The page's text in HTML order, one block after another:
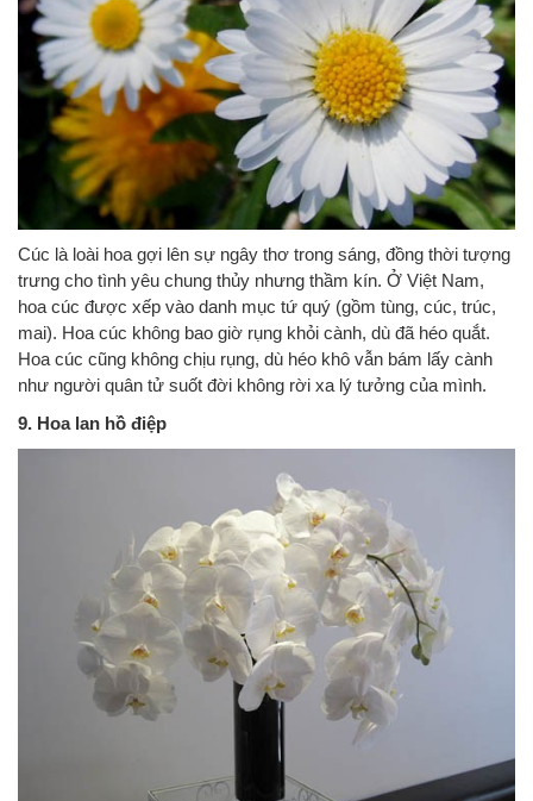
Cúc là loài hoa gợi lên sự ngây thơ trong sáng, đồng thời tượng
trưng cho tình yêu chung thủy nhưng thầm kín. Ở Việt Nam,
hoa cúc được xếp vào danh mục tứ quý (gồm tùng, cúc, trúc,
mai). Hoa cúc không bao giờ rụng khỏi cành, dù đã héo quắt.
Hoa cúc cũng không chịu rụng, dù héo khô vẫn bám lấy cành
như người quân tử suốt đời không rời xa lý tưởng của mình.
9. Hoa lan hồ điệp